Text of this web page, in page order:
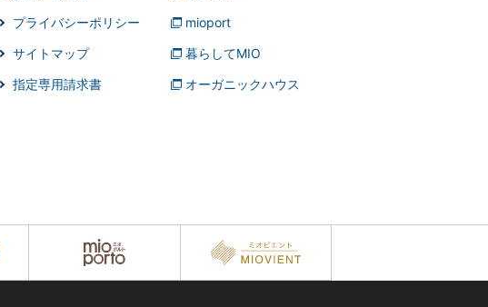
プライバシーポリシー
サイトマップ
指定専用請求書
mioport
暮らしてMIO
オーガニックハウス